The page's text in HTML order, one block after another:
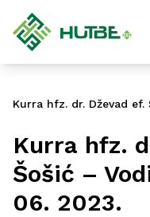
Kurra hfz. dr. Dževad ef.
Kurra hfz.
Šošić –
06. 2023.